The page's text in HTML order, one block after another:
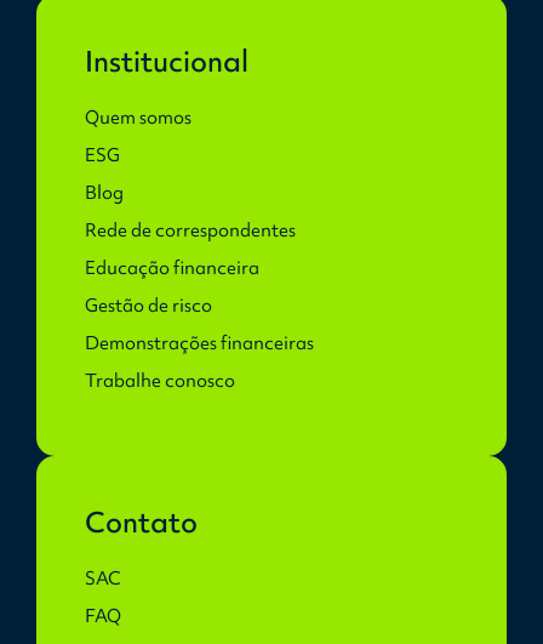
Institucional
Quem somos
ESG
Blog
Rede de correspondentes
Educação financeira
Gestão de risco
Demonstrações financeiras
Trabalhe conosco
Contato
SAC
FAQ